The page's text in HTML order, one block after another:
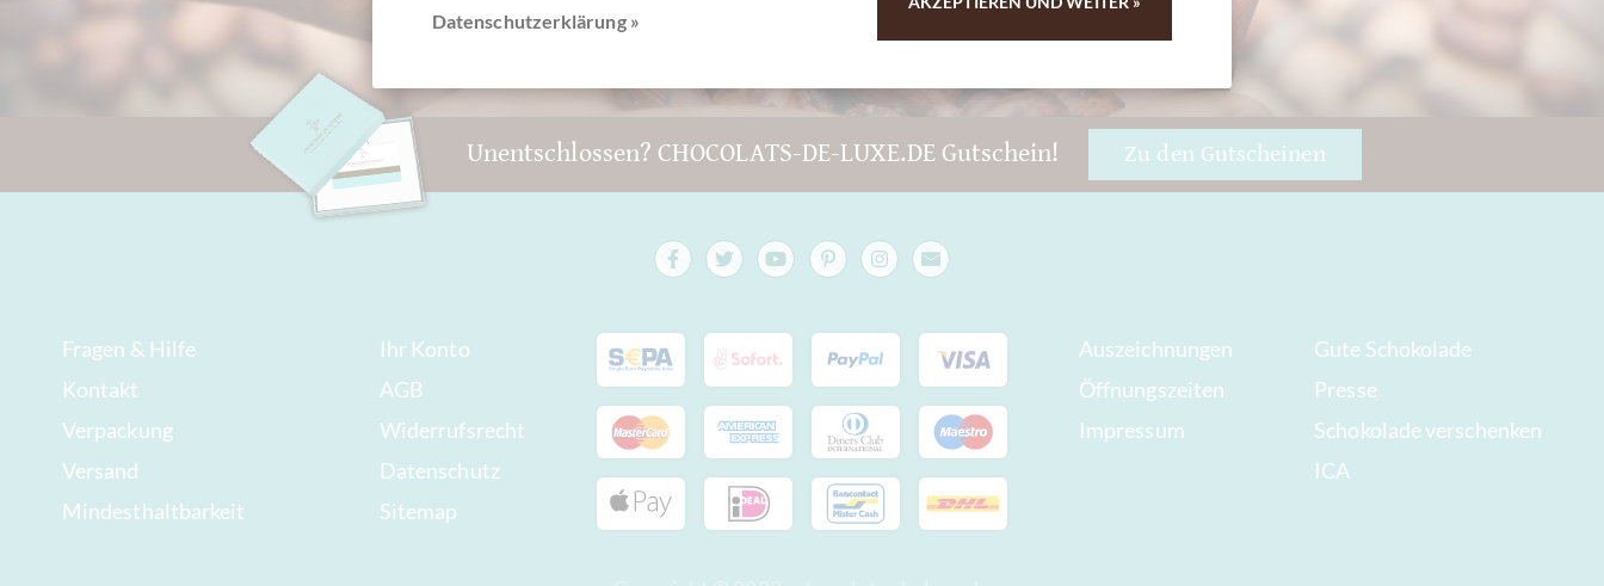
Unentschlossen? CHOCOLATS-DE-LUXE.DE Gutschein! Zu den Gutscheinen
Fragen & Hilfe
Kontakt
Verpackung
Versand
Mindesthaltbarkeit
Ihr Konto
AGB
Widerrufsrecht
Datenschutz
Sitemap
Auszeichnungen
Öffnungszeiten
Impressum
Gute Schokolade
Presse
Schokolade verschenken
ICA
Datenschutzerklärung »